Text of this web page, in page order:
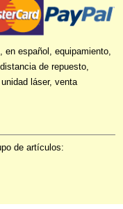
en español, equipamiento,
de repuesto,
láser, venta
de artículos: